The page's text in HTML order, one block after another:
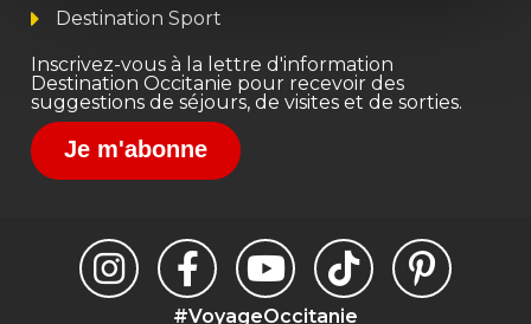
Destination Sport
Inscrivez-vous à la lettre d'information
Destination Occitanie pour recevoir des
suggestions de séjours, de visites et de sorties.
Je m'abonne
#VoyageOccitanie